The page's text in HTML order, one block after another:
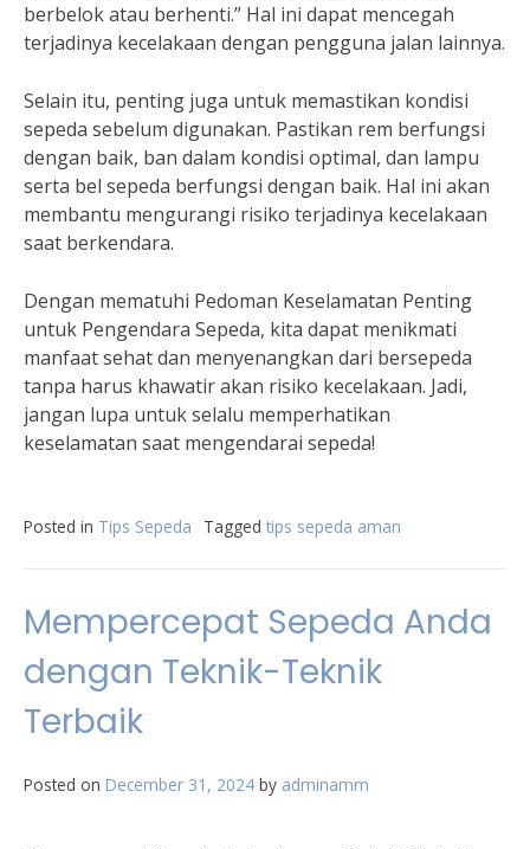
berbelok atau berhenti.” Hal ini dapat mencegah
terjadinya kecelakaan dengan pengguna jalan lainnya.
Selain itu, penting juga untuk memastikan kondisi
sepeda sebelum digunakan. Pastikan rem berfungsi
dengan baik, ban dalam kondisi optimal, dan lampu
serta bel sepeda berfungsi dengan baik. Hal ini akan
membantu mengurangi risiko terjadinya kecelakaan
saat berkendara.
Dengan mematuhi Pedoman Keselamatan Penting
untuk Pengendara Sepeda, kita dapat menikmati
manfaat sehat dan menyenangkan dari bersepeda
tanpa harus khawatir akan risiko kecelakaan. Jadi,
jangan lupa untuk selalu memperhatikan
keselamatan saat mengendarai sepeda!
Posted in Tips Sepeda Tagged tips sepeda aman
Mempercepat Sepeda Anda
dengan Teknik-Teknik
Terbaik
Posted on December 31, 2024 by adminamm